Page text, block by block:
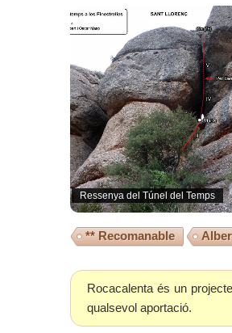
Ressenya del Túnel del Temps
** Recomanable
Rocacalenta és un
qualsevol aportació.